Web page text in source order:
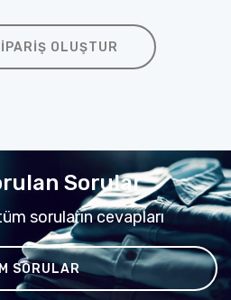
OLUŞTUR
Sorular
soruların cevapları
SORULAR